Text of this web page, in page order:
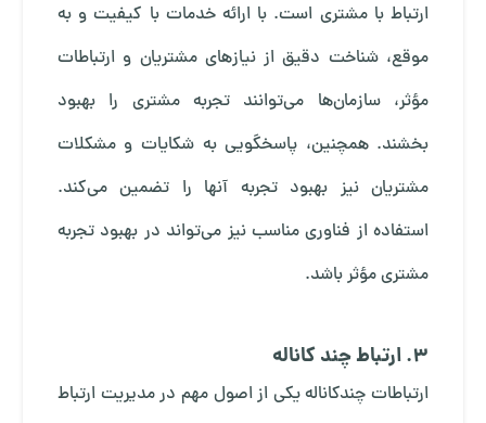
ارتباط با مشتری است. با ارائه خدمات با کیفیت و به
موقع، شناخت دقیق از نیازهای مشتریان و ارتباطات
مؤثر، سازمان‌ها می‌توانند تجربه مشتری را بهبود
بخشند. همچنین، پاسخگویی به شکایات و مشکلات
مشتریان نیز بهبود تجربه آنها را تضمین می‌کند.
استفاده از فناوری مناسب نیز می‌تواند در بهبود تجربه
مشتری مؤثر باشد.
3. ارتباط چند کاناله
ارتباطات چندکاناله یکی از اصول مهم در مدیریت ارتباط